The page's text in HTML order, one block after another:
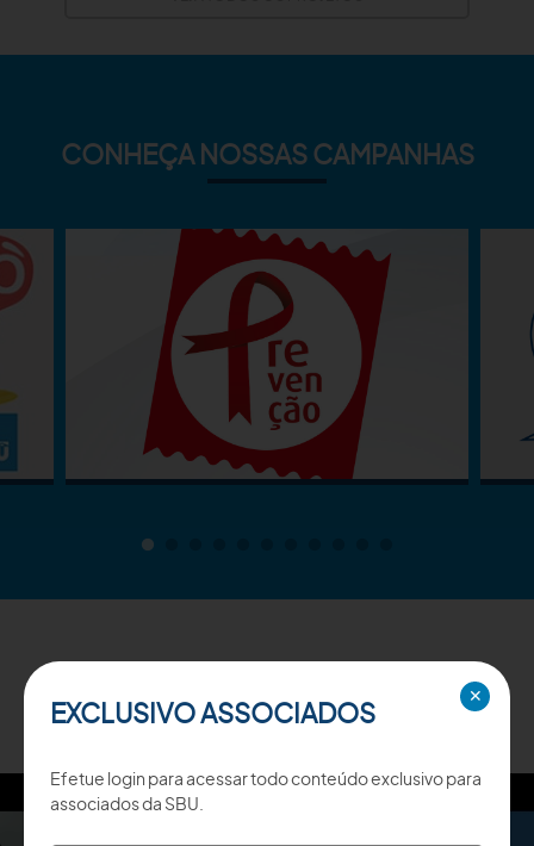
CONHEÇA NOSSAS CAMPANHAS
TV SBU ✕
EXCLUSIVO ASSOCIADOS
Efetue login para acessar todo conteúdo exclusivo para
associados da SBU.